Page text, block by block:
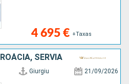
4 695 € +Taxas
SÉRVIA
Giurgiu 21/09/2026